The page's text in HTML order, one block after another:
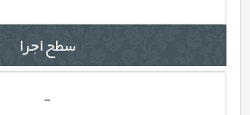
سطح اجرا
-